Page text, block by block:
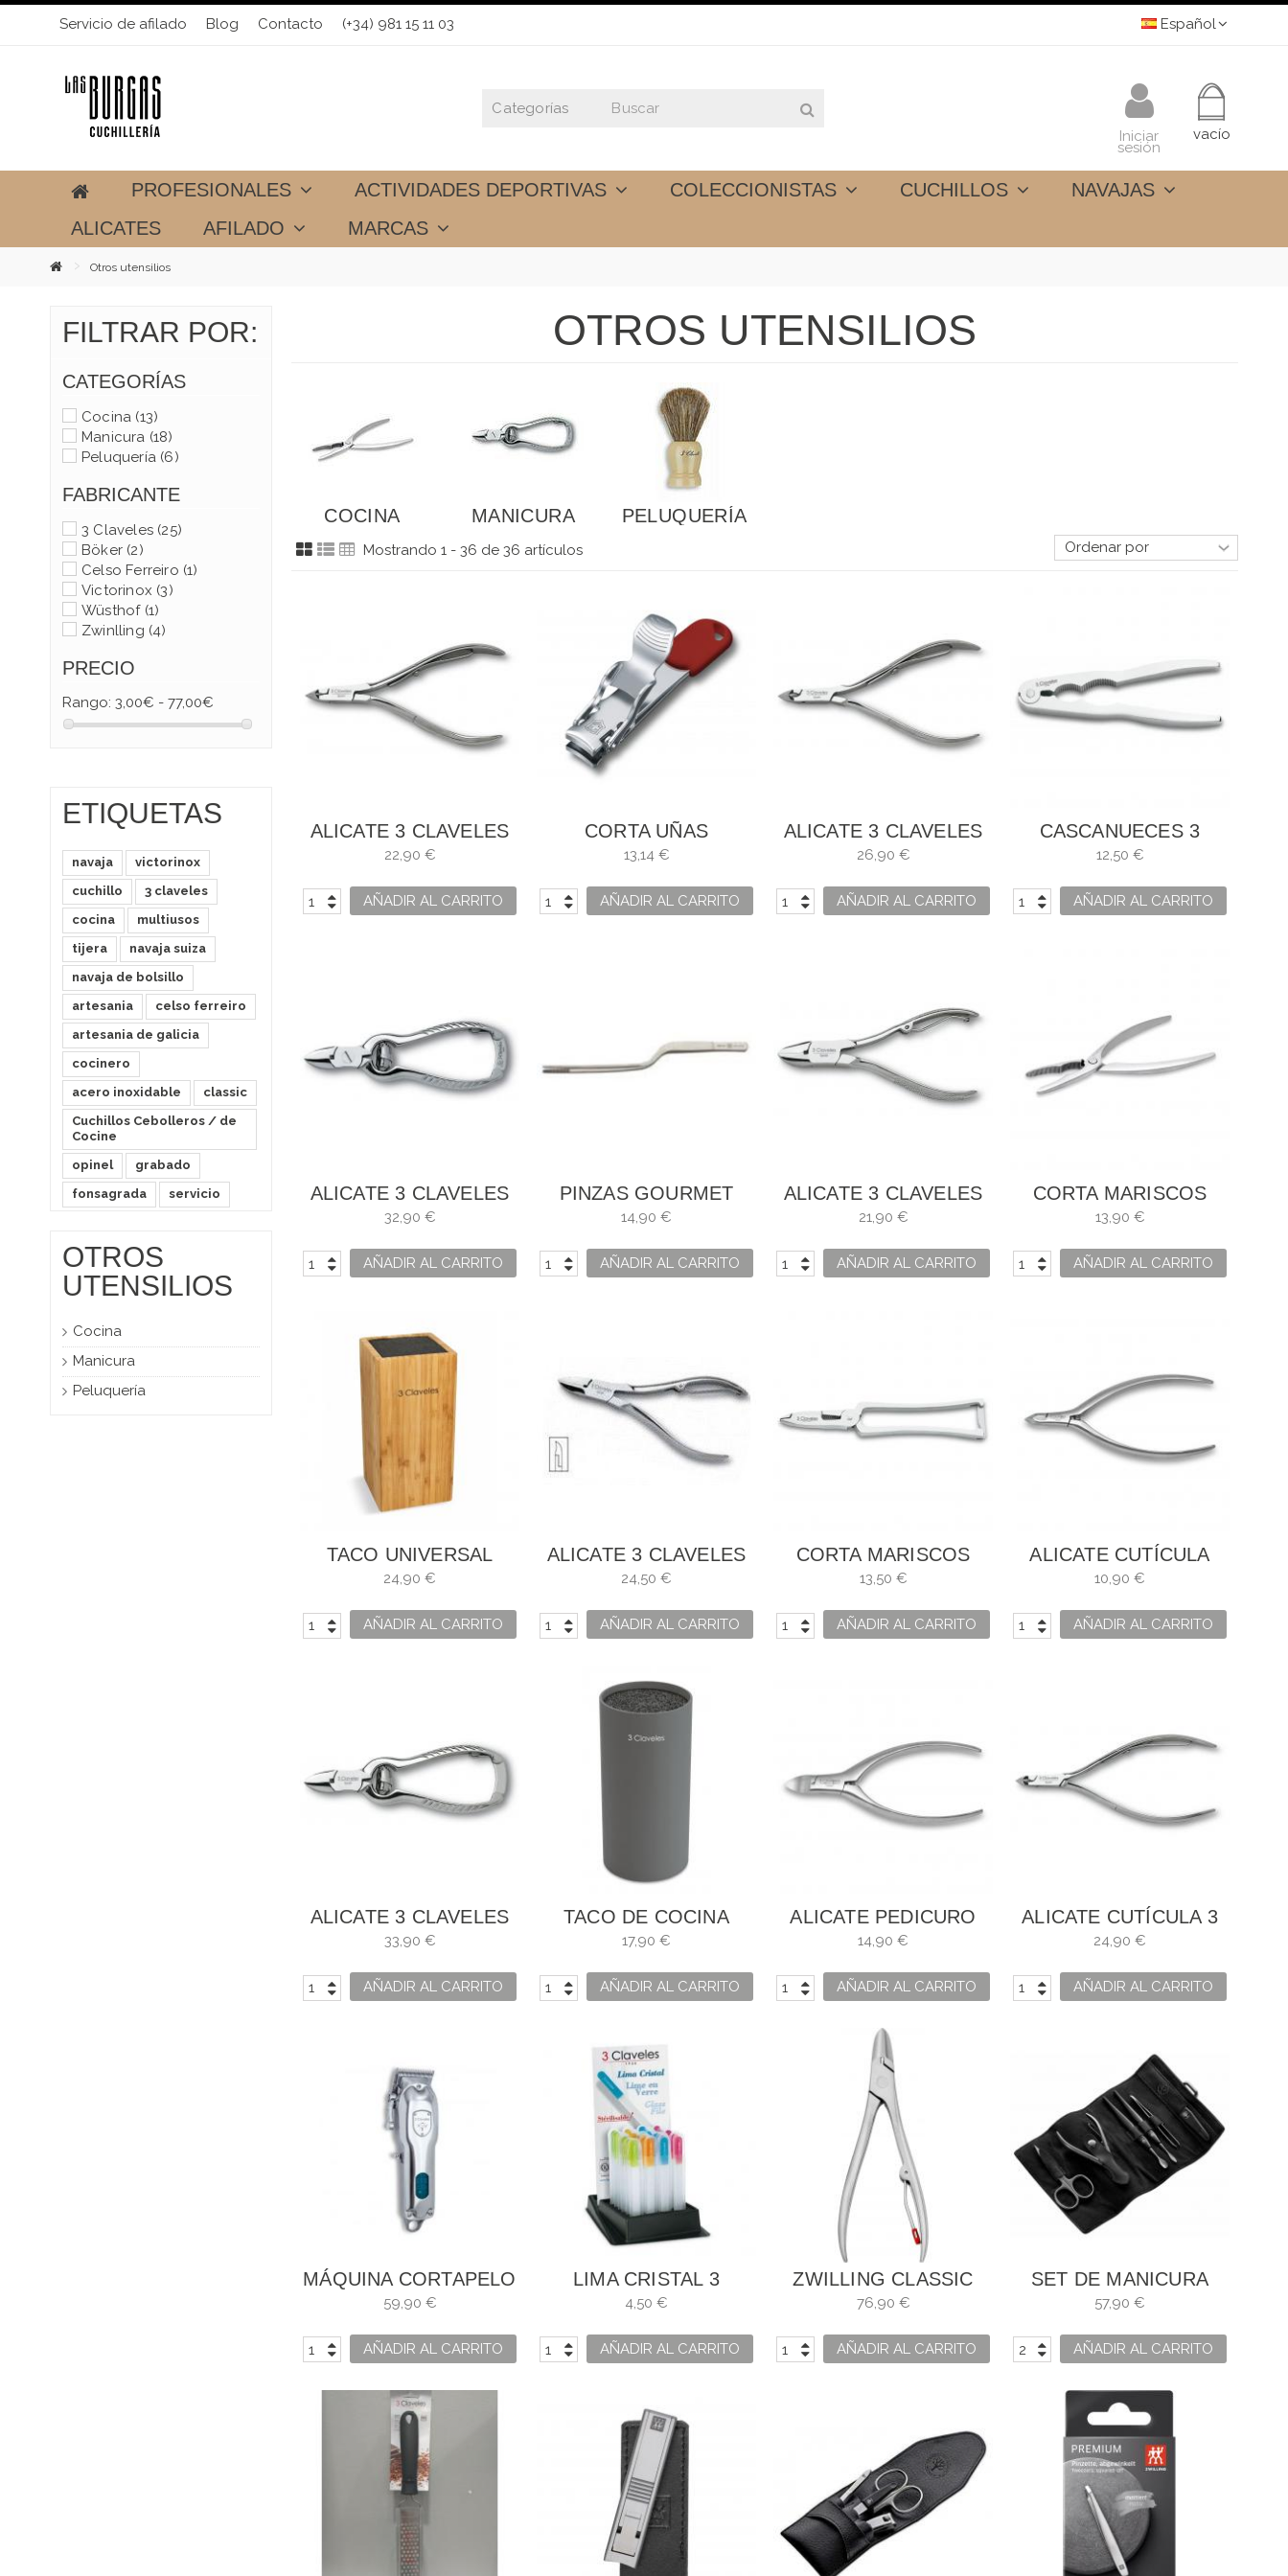
Servicio de afilado Blog Contacto (+34) 981 15 11 03 Español
vacío
Iniciar
sesión
PROFESIONALES ACTIVIDADES DEPORTIVAS COLECCIONISTAS CUCHILLOS
NAVAJAS
ALICATES
AFILADO MARCAS
Otros utensilios
OTROS UTENSILIOS
COCINA MANICURA PELUQUERÍA
Mostrando 1 - 36 de 36 artículos
ALICATE 3 CLAVELES
CUTÍCULA. CORTE: 7
22,90 €
AÑADIR AL CARRITO
CORTA UÑAS
VICTORIOX 8.2050.B1
13,14 €
AÑADIR AL CARRITO
ALICATE 3 CLAVELES
CUTÍCULA. CORTE: 7
26,90 €
AÑADIR AL CARRITO
CASCANUECES 3
CLAVELES
12,50 €
AÑADIR AL CARRITO
ALICATE 3 CLAVELES
32,90 €
AÑADIR AL CARRITO
PINZAS GOURMET
WÜSTHOF
14,90 €
AÑADIR AL CARRITO
ALICATE 3 CLAVELES
DE UÑAS
21,90 €
AÑADIR AL CARRITO
CORTA MARISCOS
FORJADO 3 CLAVELES
13,90 €
AÑADIR AL CARRITO
TACO UNIVERSAL
24,90 €
AÑADIR AL CARRITO
ALICATE 3 CLAVELES
DE UÑAS
24,50 €
AÑADIR AL CARRITO
CORTA MARISCOS
FORJADO MUELLE Y
13,50 €
AÑADIR AL CARRITO
ALICATE CUTÍCULA
10,90 €
AÑADIR AL CARRITO
ALICATE 3 CLAVELES
UÑAS ACERO
33,90 €
AÑADIR AL CARRITO
TACO DE COCINA
VACÍO
17,90 €
AÑADIR AL CARRITO
ALICATE PEDICURO
14,90 €
AÑADIR AL CARRITO
ALICATE CUTÍCULA 3
CLAVELES
24,90 €
AÑADIR AL CARRITO
MÁQUINA CORTAPELO
3CLAVELES BATERÍA
59,90 €
AÑADIR AL CARRITO
LIMA CRISTAL 3
CLAVELES
4,50 €
AÑADIR AL CARRITO
ZWILLING CLASSIC
PREMIUM ALICATES
PULIDO
76,90 €
AÑADIR AL CARRITO
SET DE MANICURA
BÖKER ARBOLITO
57,90 €
AÑADIR AL CARRITO
FILTRAR POR:
CATEGORÍAS
Cocina (13)
Manicura (18)
Peluquería (6)
FABRICANTE
3 Claveles (25)
Böker (2)
Celso Ferreiro (1)
Victorinox (3)
Wüsthof(1)
Zwinlling (4)
PRECIO
Rango: 3,00€ - 77,00€
ETIQUETAS
navaja
victorinox
cuchillo
3 claveles
cocina
multiusos
tijera
navaja suiza
navaja de bolsillo
artesania
celso ferreiro
artesania de galicia
cocinero
acero inoxidable
classic
Cuchillos Cebolleros / de
Cocine
opinel
grabado
fonsagrada
servicio
OTROS
UTENSILIOS
Cocina
Manicura
Peluquería